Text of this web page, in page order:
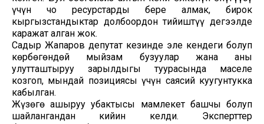
үчүн чоң ресурстарды бере алмак, бирок
кыргызстандыктар долбоордон тийиштүү деңгээлде
каражат алган жок.
Садыр Жапаров депутат кезинде эле кендеги болуп
көрбөгөндөй мыйзам бузуулар жана аны
улутташтыруу зарылдыгы туурасында маселе
козгоп, мындай позициясы үчүн саясий куугунтукка
кабылган.
Жүзөгө ашыруу убактысы мамлекет башчы болуп
шайлангандан кийин келди. Эксперттер